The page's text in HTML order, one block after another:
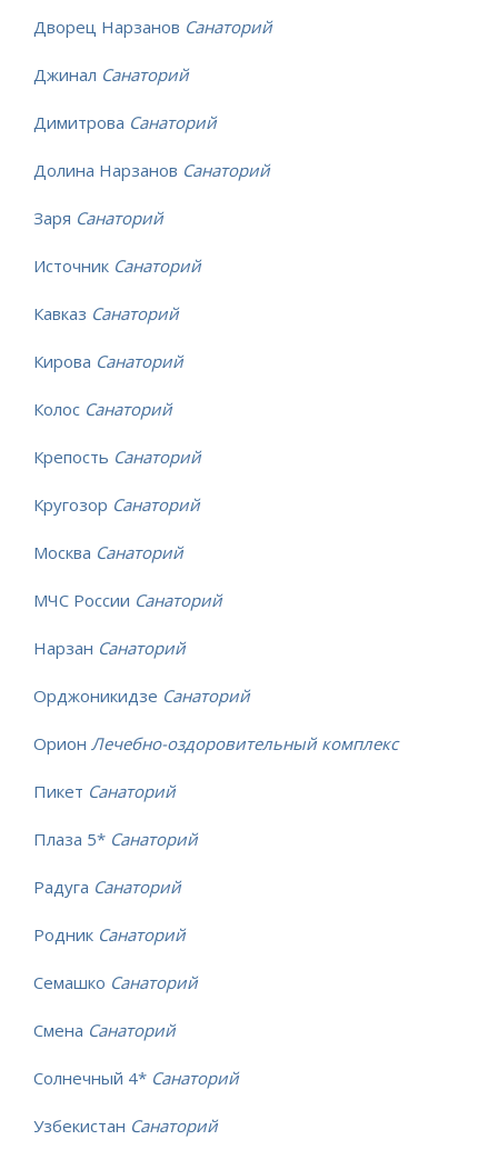
Дворец Нарзанов Санаторий
Джинал Санаторий
Димитрова Санаторий
Долина Нарзанов Санаторий
Заря Санаторий
Источник Санаторий
Кавказ Санаторий
Кирова Санаторий
Колос Санаторий
Крепость Санаторий
Кругозор Санаторий
Москва Санаторий
МЧС России Санаторий
Нарзан Санаторий
Орджоникидзе Санаторий
Орион Лечебно-оздоровительный комплекс
Пикет Санаторий
Плаза 5* Санаторий
Радуга Санаторий
Родник Санаторий
Семашко Санаторий
Смена Санаторий
Солнечный 4* Санаторий
Узбекистан Санаторий